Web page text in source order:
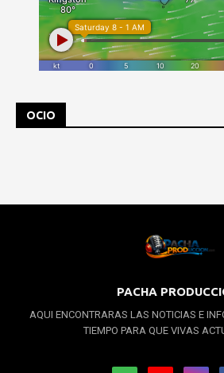
OCIO
PACHA
AQUI ENCONTRARAS LAS NOTICIAS E
TIEMPO PARA QUE VIVAS